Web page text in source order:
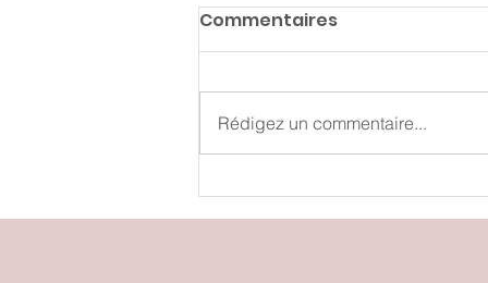
Cet été, et si on
ralentissait un peu?
Commentaires
Rédigez un commentaire...